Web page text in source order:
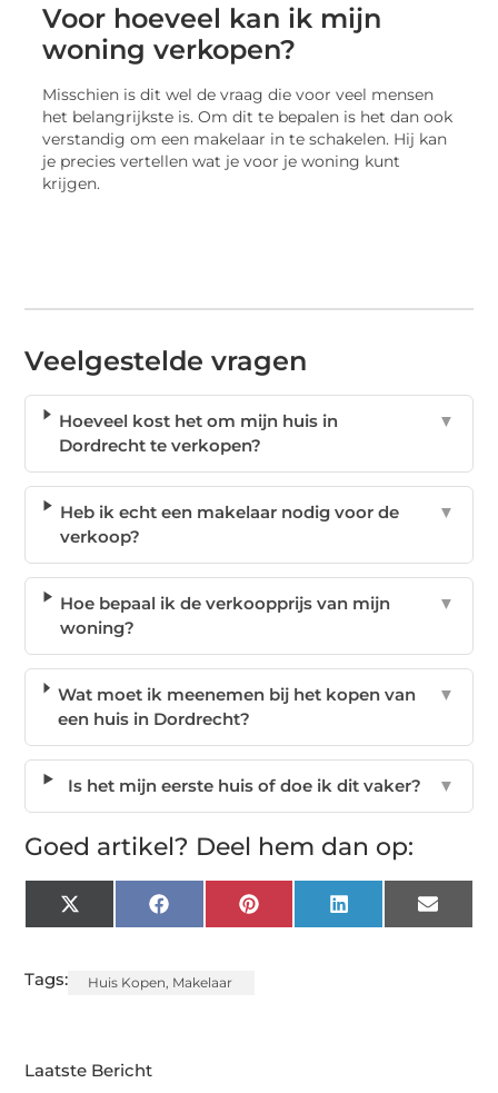
Voor hoeveel kan ik mijn
woning verkopen?
Misschien is dit wel de vraag die voor veel mensen
het belangrijkste is. Om dit te bepalen is het dan ook
verstandig om een makelaar in te schakelen. Hij kan
je precies vertellen wat je voor je woning kunt
krijgen.
Veelgestelde vragen
Hoeveel kost het om mijn huis in
Dordrecht te verkopen?
▼
Heb ik echt een makelaar nodig voor de
verkoop?
▼
Hoe bepaal ik de verkoopprijs van mijn
woning?
▼
Wat moet ik meenemen bij het kopen van
een huis in Dordrecht?
▼
Is het mijn eerste huis of doe ik dit vaker? ▼
Goed artikel? Deel hem dan op:
X
(Twitter)
FacebookPinterest LinkedIn Email
Tags: Huis Kopen Makelaar
Laatste Bericht